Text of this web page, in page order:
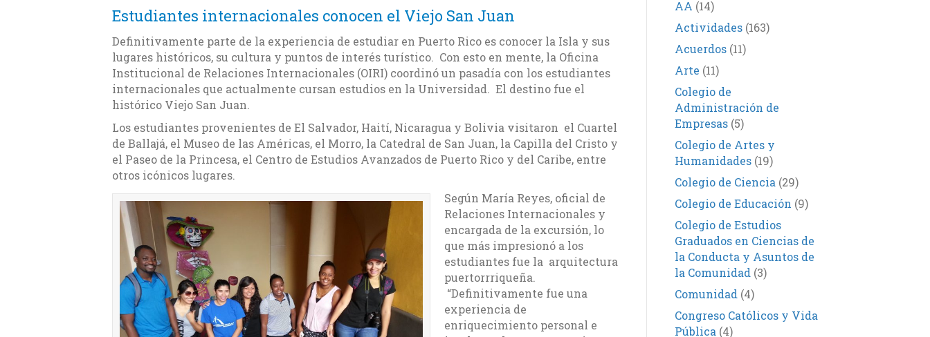
Estudiantes internacionales conocen el Viejo San Juan
Definitivamente parte de la experiencia de estudiar en Puerto Rico es conocer la Isla y sus
lugares históricos, su cultura y puntos de interés turístico. Con esto en mente, la Oficina
Institucional de Relaciones Internacionales (OIRI) coordinó un pasadía con los estudiantes
internacionales que actualmente cursan estudios en la Universidad. El destino fue el
histórico Viejo San Juan.
Los estudiantes provenientes de El Salvador, Haití, Nicaragua y Bolivia visitaron el Cuartel
de Ballajá, el Museo de las Américas, el Morro, la Catedral de San Juan, la Capilla del Cristo y
el Paseo de la Princesa, el Centro de Estudios Avanzados de Puerto Rico y del Caribe, entre
otros icónicos lugares.
Según María Reyes, oficial de
Relaciones Internacionales y
encargada de la excursión, lo
que más impresionó a los
estudiantes fue la arquitectura
puertorrriqueña.
“Definitivamente fue una
experiencia de
enriquecimiento personal e
AA (14)
Actividades(163)
Acuerdos(11)
Arte (11)
Colegio de
Administración de
Empresas(5)
Colegio de Artes y
Humanidades(19)
Colegio de Ciencia (29)
Colegio de Educación (9)
Colegio de Estudios
Graduados en Ciencias de
la Conducta y Asuntos de
la Comunidad (3)
Comunidad (4)
Congreso Católicos y Vida
Pública (4)